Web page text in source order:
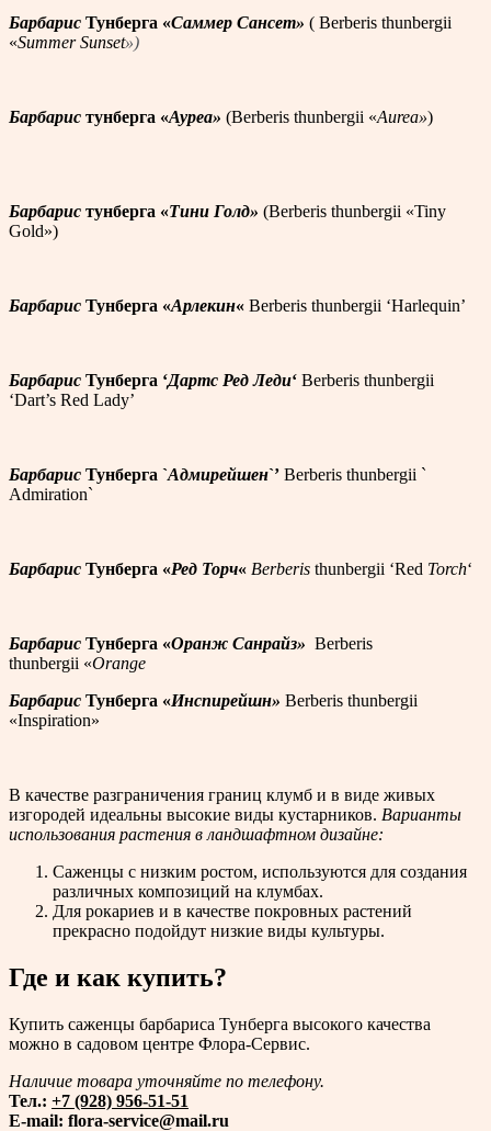
Барбарис Тунберга «Саммер Сансет» ( Berberis thunbergii
«Summer Sunset»)
Барбарис тунберга «Ауреа» (Berberis thunbergii «Aurea»)
Барбарис тунберга «Тини Голд» (Berberis thunbergii «Tiny
Gold»)
Барбарис Тунберга «Арлекин« Berberis thunbergii ‘Harlequin’
Барбарис Тунберга ‘Дартс Ред Леди‘ Berberis thunbergii
‘Dart’s Red Lady’
Барбарис Тунберга `Адмирейшен`’ Berberis thunbergii `​
Admiration`
Барбарис Тунберга «Ред Торч« Berberis thunbergii ‘Red Torch‘
Барбарис Тунберга «Оранж Санрайз» Berberis
thunbergii «Orange
Барбарис Тунберга «Инспирейшн» Berberis thunbergii
«Inspiration»
В качестве разграничения границ клумб и в виде живых
изгородей идеальны высокие виды кустарников. Варианты
использования растения в ландшафтном дизайне:
Саженцы с низким ростом, используются для создания
различных композиций на клумбах.
Для рокариев и в качестве покровных растений
прекрасно подойдут низкие виды культуры.
Где и как купить?
Купить саженцы барбариса Тунберга высокого качества
можно в садовом центре Флора-Сервис.
Наличие товара уточняйте по телефону.
Тел.: +7 (928) 956-51-51
E-mail: flora-service@mail.ru